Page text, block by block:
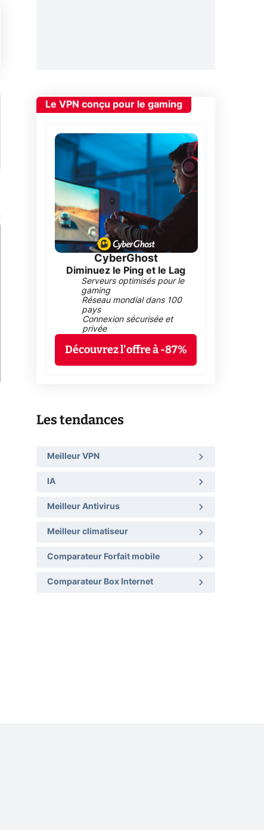
Le VPN conçu pour le gaming
CyberGhost
Diminuez le Ping et le Lag
Serveurs optimisés pour le
gaming
Réseau mondial dans 100
pays
Connexion sécurisée et
privée
Découvrez l'offre à -87%
Les tendances
Meilleur VPN
IA
Meilleur Antivirus
Meilleur climatiseur
Comparateur Forfait mobile
Comparateur Box Internet